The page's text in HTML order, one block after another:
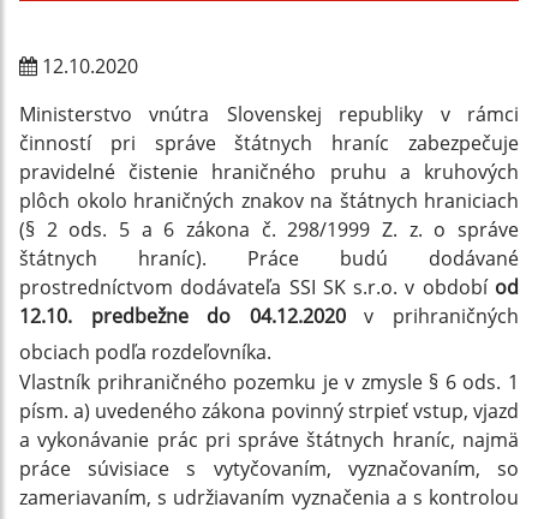
12.10.2020
Ministerstvo vnútra Slovenskej republiky v rámci
činností pri správe štátnych hraníc zabezpečuje
pravidelné čistenie hraničného pruhu a kruhových
plôch okolo hraničných znakov na štátnych hraniciach
(§ 2 ods. 5 a 6 zákona č. 298/1999 Z. z. o správe
štátnych hraníc). Práce budú dodávané
prostredníctvom dodávateľa SSI SK s.r.o. v období od
12.10. predbežne do 04.12.2020v prihraničných
obciach podľa rozdeľovníka.
Vlastník prihraničného pozemku je v zmysle § 6 ods. 1
písm. a) uvedeného zákona povinný strpieť vstup, vjazd
a vykonávanie prác pri správe štátnych hraníc, najmä
práce súvisiace s vytyčovaním, vyznačovaním, so
zameriavaním, s udržiavaním vyznačenia a s kontrolou